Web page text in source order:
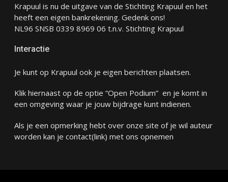
Krapuul is nu de uitgave van de Stichting Krapuul en het
heeft een eigen bankrekening. Gedenk ons!
NL96 SNSB 0339 8969 06 t.n.v. Stichting Krapuul
Interactie
Je kunt op Krapuul ook je eigen berichten plaatsen.
Klik hiernaast op de optie “Open Podium” en je komt in
een omgeving waar je jouw bijdrage kunt indienen.
Als je een opmerking hebt over onze site of je wil auteur
worden kan je contact(link) met ons opnemen